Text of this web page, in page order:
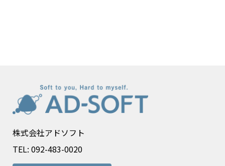
株式会社アドソフト
TEL: 092-483-0020